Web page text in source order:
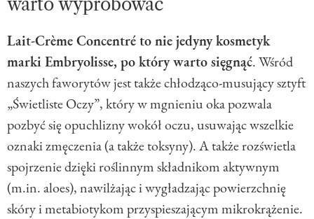
warto wypróbować
Lait-Crème Concentré to nie jedyny kosmetyk
marki Embryolisse, po który warto sięgnąć. Wśród
naszych faworytów jest także chłodząco-musujący sztyft
„Świetliste Oczy”, który w mgnieniu oka pozwala
pozbyć się opuchlizny wokół oczu, usuwając wszelkie
oznaki zmęczenia (a także toksyny). A także rozświetla
spojrzenie dzięki roślinnym składnikom aktywnym
(m.in. aloes), nawilżając i wygładzając powierzchnię
skóry i metabiotykom przyspieszającym mikrokrążenie.